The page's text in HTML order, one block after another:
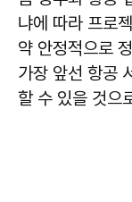
냐에 따라 프로
약 안정적으로
가장 앞선 항공
할 수 있을 것으